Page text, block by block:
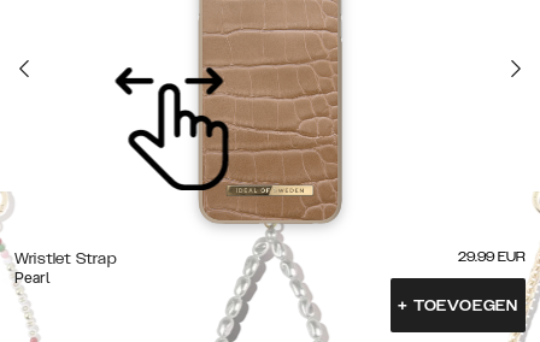
Wristlet Strap
Pearl
29.99 EUR
+ TOEVOEGEN